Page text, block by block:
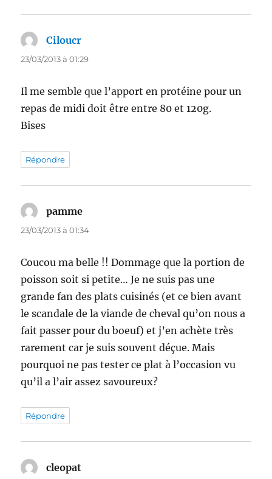
Ciloucr
23/03/2013 à 01:29
Il me semble que l’apport en protéine pour un
repas de midi doit être entre 80 et 120g.
Bises
Répondre
pamme
23/03/2013 à 01:34
Coucou ma belle !! Dommage que la portion de
poisson soit si petite… Je ne suis pas une
grande fan des plats cuisinés (et ce bien avant
le scandale de la viande de cheval qu’on nous a
fait passer pour du boeuf) et j’en achète très
rarement car je suis souvent déçue. Mais
pourquoi ne pas tester ce plat à l’occasion vu
qu’il a l’air assez savoureux?
Répondre
cleopat